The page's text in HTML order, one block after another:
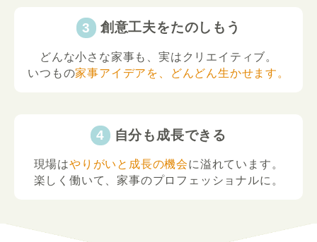
創意工夫をたのしもう
どんな小さな家事も、実はクリエイティブ。
いつもの家事アイデアを、どんどん生かせます。
自分も成長できる
現場はやりがいと成長の機会に溢れています。
楽しく働いて、家事のプロフェッショナルに。